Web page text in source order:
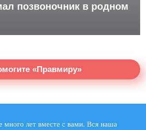
позвоночник в родном
«Правмиру»
много лет вместе с вами. Вся наша